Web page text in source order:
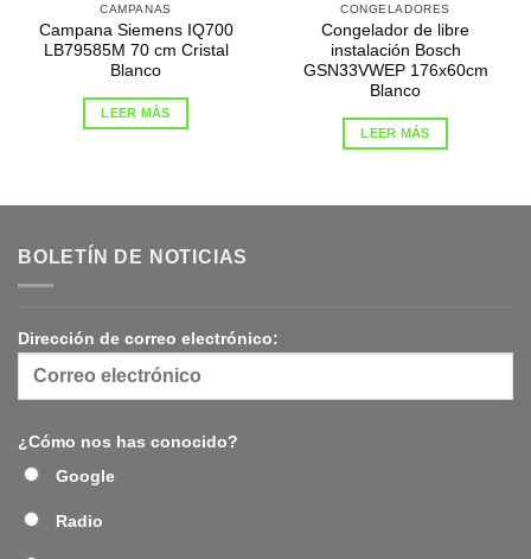
CAMPANAS
Campana Siemens IQ700
LB79585M 70 cm Cristal
Blanco
LEER MÁS
CONGELADORES
Congelador de libre
instalación Bosch
GSN33VWEP 176x60cm
Blanco
LEER MÁS
BOLETÍN DE NOTICIAS
Dirección de correo electrónico:
¿Cómo nos has conocido?
Google
Radio